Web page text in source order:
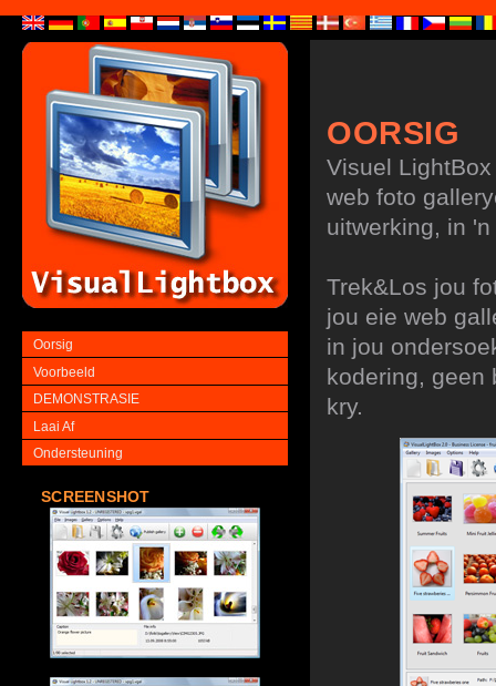
Oorsig
Voorbeeld
DEMONSTRASIE
Laai Af
Ondersteuning
SCREENSHOT
OORSIG
Visuel
web foto
uitwerking, in
Trek&Los jou
jou eie web
in jou
kodering, geen
kry.